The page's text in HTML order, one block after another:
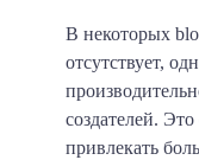
В некоторых
отсутствует,
создателей.
привлекать